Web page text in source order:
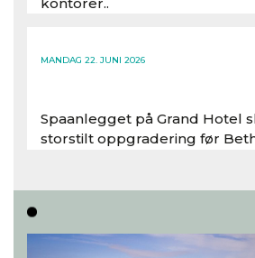
MANDAG 22. JUNI 2026
Spaanlegget på Grand Hotel
storstilt oppgradering før
Les hele artikkelen